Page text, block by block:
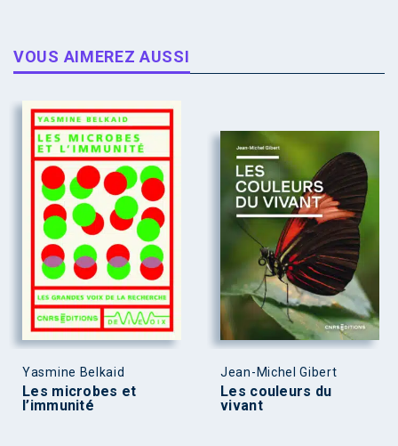
VOUS AIMEREZ AUSSI
Yasmine Belkaid
Les microbes et
l’immunité
Jean-Michel Gibert
Les couleurs du
vivant